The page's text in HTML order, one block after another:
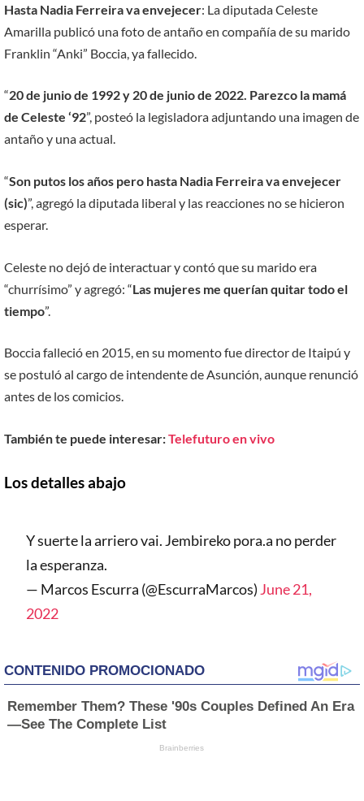
Hasta Nadia Ferreira va envejecer: La diputada Celeste
Amarilla publicó una foto de antaño en compañía de su marido
Franklin “Anki” Boccia, ya fallecido.
“20 de junio de 1992 y 20 de junio de 2022. Parezco la mamá
de Celeste ‘92”, posteó la legisladora adjuntando una imagen de
antaño y una actual.
“Son putos los años pero hasta Nadia Ferreira va envejecer
(sic)”, agregó la diputada liberal y las reacciones no se hicieron
esperar.
Celeste no dejó de interactuar y contó que su marido era
“churrísimo” y agregó: “Las mujeres me querían quitar todo el
tiempo”.
Boccia falleció en 2015, en su momento fue director de Itaipú y
se postuló al cargo de intendente de Asunción, aunque renunció
antes de los comicios.
También te puede interesar:Telefuturo en vivo
Los detalles abajo
Y suerte la arriero vai. Jembireko pora.a no perder
la esperanza.
— Marcos Escurra (@EscurraMarcos)June 21,
2022